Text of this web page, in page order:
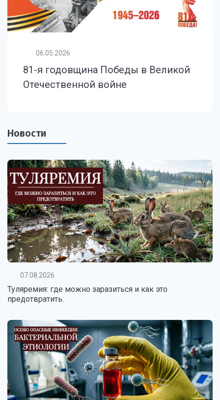
06.05.2026
81-я годовщина Победы в Великой
Отечественной войне
Новости
07.08.2026
Туляремия: где можно заразиться и как это
предотвратить.